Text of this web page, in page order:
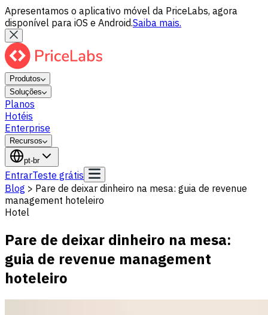
Apresentamos o aplicativo móvel da PriceLabs, agora
disponível para iOS e Android.Saiba mais.
Produtos
Soluções
Planos
Hotéis
Enterprise
Recursos
pt-br
EntrarTeste grátis
Blog > Pare de deixar dinheiro na mesa: guia de revenue
management hoteleiro
Hotel
Pare de deixar dinheiro na mesa:
guia de revenue management
hoteleiro